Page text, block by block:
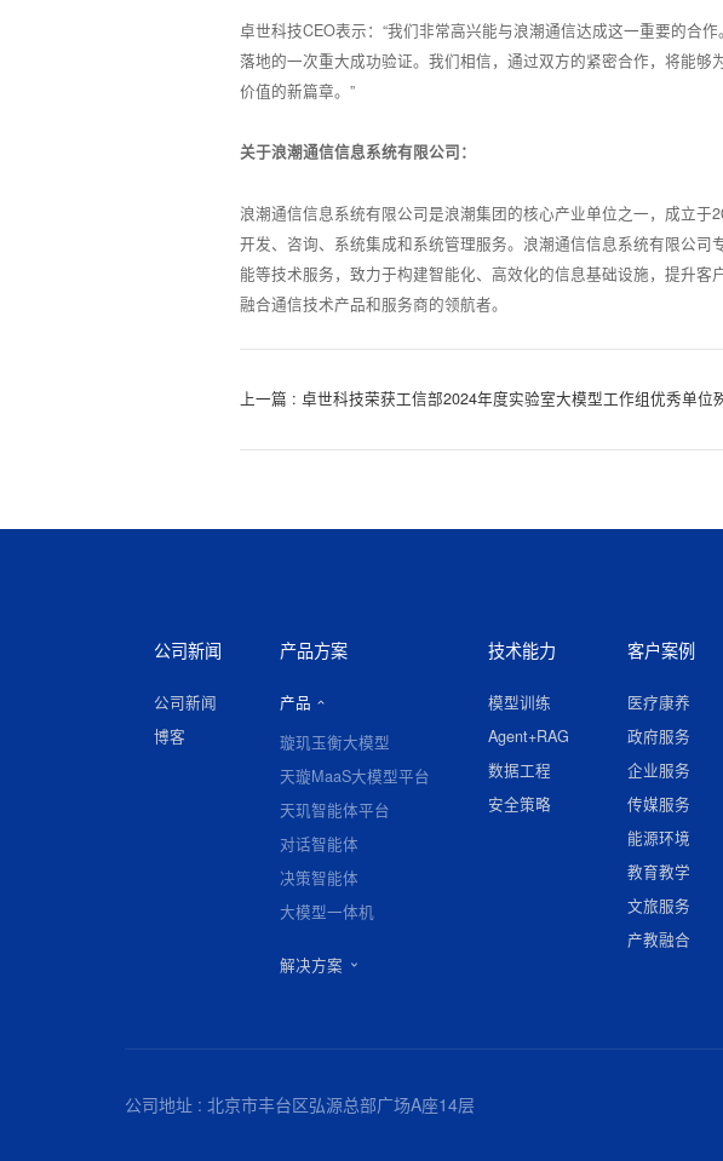
卓世科技CEO表示：“我们非常高兴能与浪潮通信达成这一重要的合
落地的一次重大成功验证。我们相信，通过双方的紧密合作，将能
价值的新篇章。”
关于浪潮通信信息系统有限公司：
浪潮通信信息系统有限公司是浪潮集团的核心产业单位之一，成立
开发、咨询、系统集成和系统管理服务。浪潮通信信息系统有限公
能等技术服务，致力于构建智能化、高效化的信息基础设施，提升
融合通信技术产品和服务商的领航者。
上一篇 : 卓世科技荣获工信部2024年度实验室大模型工作组优秀单位
公司新闻
公司新闻
博客
产品方案
产品
璇玑玉衡大模型
天璇MaaS大模型平台
天玑智能体平台
对话智能体
决策智能体
大模型一体机
解决方案
技术能力
模型训练
Agent+RAG
数据工程
安全策略
客户案例
医疗康养
政府服务
企业服务
传媒服务
能源环境
教育教学
文旅服务
产教融合
公司地址 : 北京市丰台区弘源总部广场A座14层